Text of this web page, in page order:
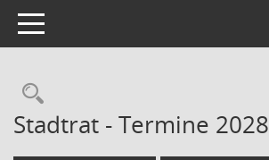
Toggle navigation
Rechercheauswahl
Stadtrat - Termine 2028